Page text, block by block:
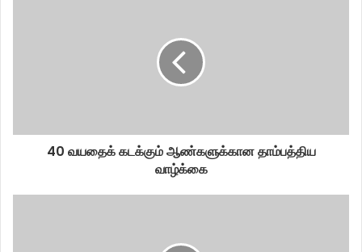
40 வயதைக் கடக்கும் ஆண்களுக்கான தாம்பத்திய
வாழ்க்கை